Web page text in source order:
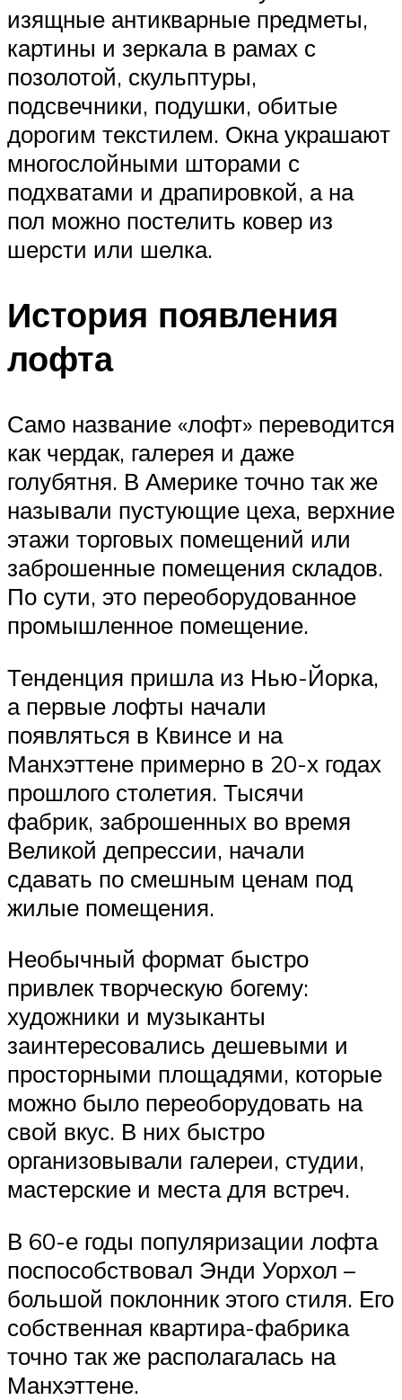
изящные антикварные предметы,
картины и зеркала в рамах с
позолотой, скульптуры,
подсвечники, подушки, обитые
дорогим текстилем. Окна украшают
многослойными шторами с
подхватами и драпировкой, а на
пол можно постелить ковер из
шерсти или шелка.
История появления
лофта
Само название «лофт» переводится
как чердак, галерея и даже
голубятня. В Америке точно так же
называли пустующие цеха, верхние
этажи торговых помещений или
заброшенные помещения складов.
По сути, это переоборудованное
промышленное помещение.
Тенденция пришла из Нью-Йорка,
а первые лофты начали
появляться в Квинсе и на
Манхэттене примерно в 20-х годах
прошлого столетия. Тысячи
фабрик, заброшенных во время
Великой депрессии, начали
сдавать по смешным ценам под
жилые помещения.
Необычный формат быстро
привлек творческую богему:
художники и музыканты
заинтересовались дешевыми и
просторными площадями, которые
можно было переоборудовать на
свой вкус. В них быстро
организовывали галереи, студии,
мастерские и места для встреч.
В 60-е годы популяризации лофта
поспособствовал Энди Уорхол –
большой поклонник этого стиля. Его
собственная квартира-фабрика
точно так же располагалась на
Манхэттене.